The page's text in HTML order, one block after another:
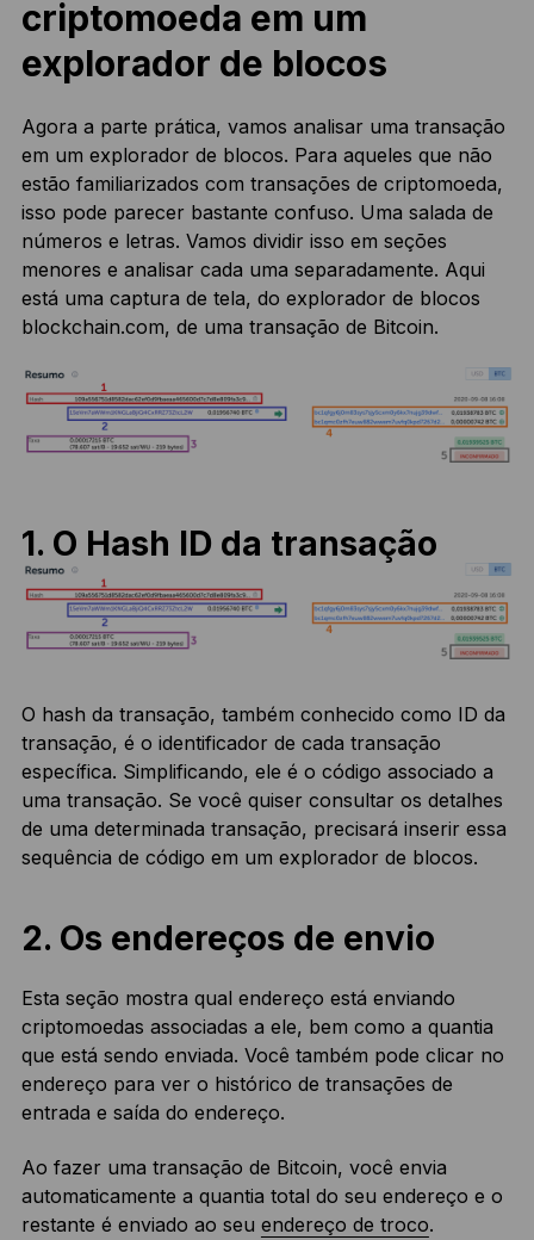
criptomoeda em um
explorador de blocos
Agora a parte prática, vamos analisar uma transação
em um explorador de blocos. Para aqueles que não
estão familiarizados com transações de criptomoeda,
isso pode parecer bastante confuso. Uma salada de
números e letras. Vamos dividir isso em seções
menores e analisar cada uma separadamente. Aqui
está uma captura de tela, do explorador de blocos
blockchain.com, de uma transação de Bitcoin.
1. O Hash ID da transação
O hash da transação, também conhecido como ID da
transação, é o identificador de cada transação
específica. Simplificando, ele é o código associado a
uma transação. Se você quiser consultar os detalhes
de uma determinada transação, precisará inserir essa
sequência de código em um explorador de blocos.
2. Os endereços de envio
Esta seção mostra qual endereço está enviando
criptomoedas associadas a ele, bem como a quantia
que está sendo enviada. Você também pode clicar no
endereço para ver o histórico de transações de
entrada e saída do endereço.
Ao fazer uma transação de Bitcoin, você envia
automaticamente a quantia total do seu endereço e o
restante é enviado ao seu endereço de troco.